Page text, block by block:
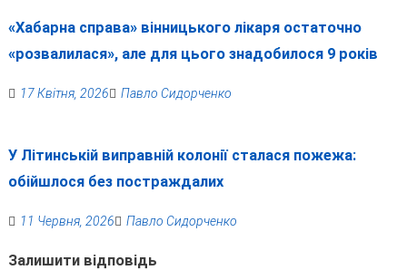
«Хабарна справа» вінницького лікаря остаточно
«розвалилася», але для цього знадобилося 9 років
17 Квітня, 2026 Павло Сидорченко
У Літинській виправній колонії сталася пожежа:
обійшлося без постраждалих
11 Червня, 2026 Павло Сидорченко
Залишити відповідь